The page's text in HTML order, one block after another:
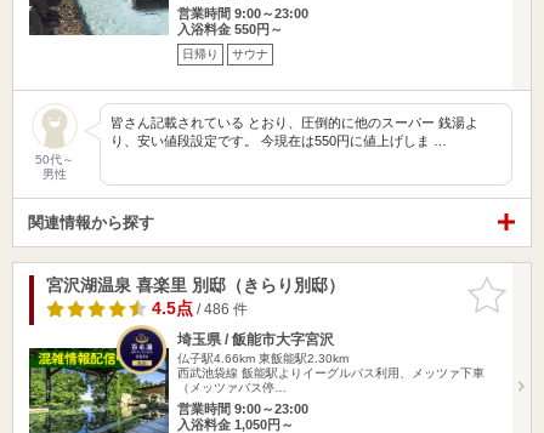
営業時間 9:00～23:00
入浴料金 550円～
日帰り サウナ
50代～
男性
皆さん記載されている とおり、圧倒的に他のスーパー 銭湯よ
り、安い値段設定です。 今現在は550円に値上げしま …
関連情報から探す
お気に入
りに追加
宮沢湖温泉 喜楽里 別邸（きらり別邸）
4.5点/ 486 件
埼玉県 / 飯能市大字宮沢
仏子駅4.66km 東飯能駅2.30km
西武池袋線 飯能駅よりイーグルバス利用、メッツァ下車
（メッツァバス停…
営業時間 9:00～23:00
入浴料金 1,050円～